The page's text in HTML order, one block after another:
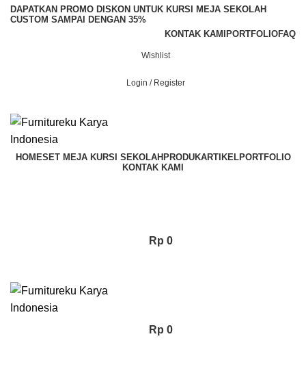
DAPATKAN PROMO DISKON UNTUK KURSI MEJA SEKOLAH
CUSTOM SAMPAI DENGAN 35%
KONTAK KAMI PORTFOLIOFAQ
Wishlist
Login / Register
HOMESET MEJA KURSI SEKOLAH PRODUKARTIKELPORTFOLIO
KONTAK KAMI
Rp 0
Rp 0